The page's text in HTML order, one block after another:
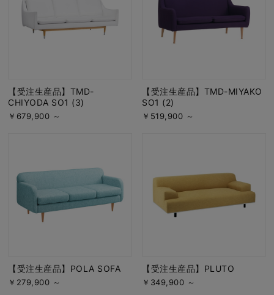
【受注生産品】TMD-
CHIYODA SO1 (3)
￥679,900 ～
【受注生産品】TMD-MIYAKO
SO1 (2)
￥519,900 ～
【受注生産品】POLA SOFA
￥279,900 ～
【受注生産品】PLUTO
￥349,900 ～